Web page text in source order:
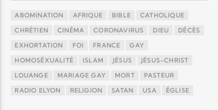
ABOMINATION AFRIQUE BIBLE CATHOLIQUE
CHRÉTIEN CINÉMA CORONAVIRUS DIEU DÉCÈS
EXHORTATION FOI FRANCE GAY
HOMOSÉXUALITÉ ISLAM JÉSUS JÉSUS-CHRIST
LOUANGE MARIAGE GAY MORT PASTEUR
RADIO ELYON RELIGION SATAN USA ÉGLISE